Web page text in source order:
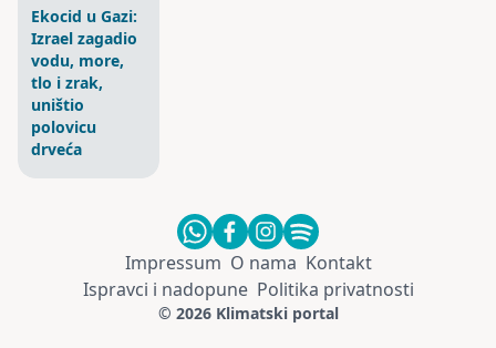
Ekocid u Gazi:
Izrael zagadio
vodu, more,
tlo i zrak,
uništio
polovicu
drveća
Impressum O nama Kontakt
Ispravci i nadopune Politika privatnosti
© 2026 Klimatski portal